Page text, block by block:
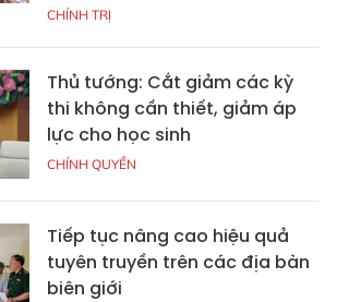
CHÍNH TRỊ
Thủ tướng: Cắt giảm các kỳ
thi không cần thiết, giảm áp
lực cho học sinh
CHÍNH QUYỀN
Tiếp tục nâng cao hiệu quả
tuyên truyền trên các địa bàn
biên giới